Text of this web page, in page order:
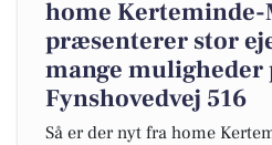
home Kerteminde-
præsenterer stor
mange muligheder
Fynshovedvej 516
Så er der nyt fra home